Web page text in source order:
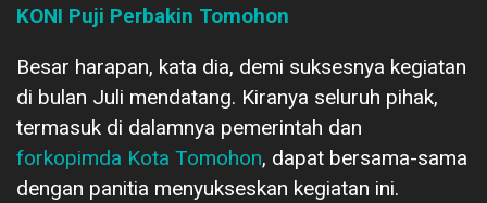
KONI Puji Perbakin Tomohon
Besar harapan, kata dia, demi suksesnya kegiatan
di bulan Juli mendatang. Kiranya seluruh pihak,
termasuk di dalamnya pemerintah dan
forkopimda Kota Tomohon, dapat bersama-sama
dengan panitia menyukseskan kegiatan ini.